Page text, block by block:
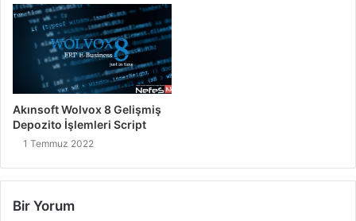
Akınsoft Wolvox 8 Gelişmiş
Depozito İşlemleri Script
1 Temmuz 2022
Bir Yorum